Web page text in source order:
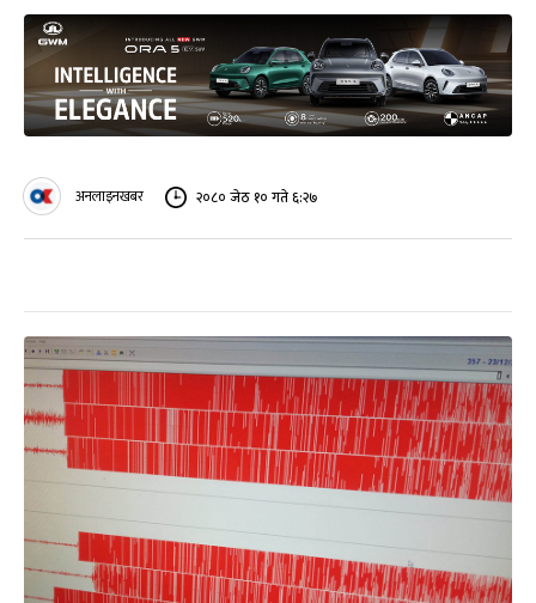
अनलाइनखबर २०८० जेठ १० गते ६:२७